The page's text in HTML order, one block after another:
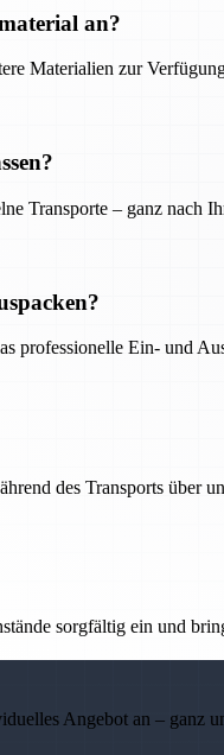
an?
Materialien zur
Transporte – ganz nach
professionelle Ein- und
des Transports über
sorgfältig ein und
Angebot an – ganz